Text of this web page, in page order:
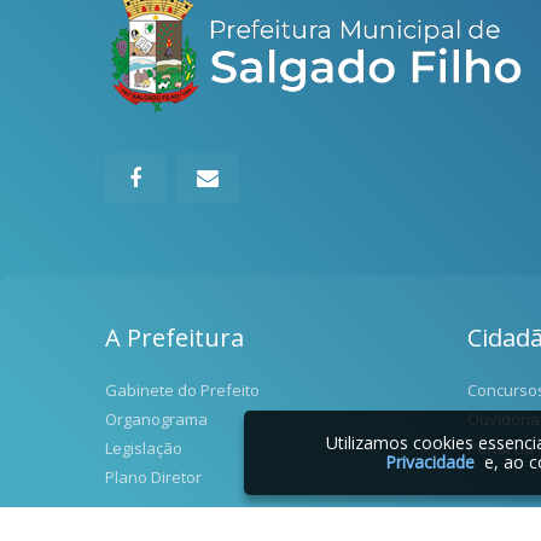
A Prefeitura
Gabinete do Prefeito
Organograma
Legislação
Plano Diretor
Ouvidoria
Portal da
Utilizamos cookies
Privacidade e, ao